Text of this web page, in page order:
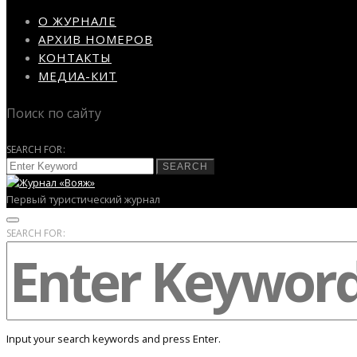
О ЖУРНАЛЕ
АРХИВ НОМЕРОВ
КОНТАКТЫ
МЕДИА-КИТ
Поиск по сайту
SEARCH FOR:
SEARCH
Первый туристический журнал
SEARCH FOR:
Input your search keywords and press Enter.